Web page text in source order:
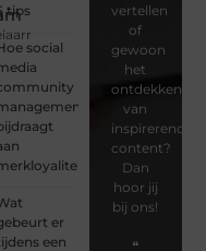
tips
social
er
een
vertellen
of
gewoon
het
ontdekken
van
inspirerende
content?
Dan
hoor jij
bij ons!
❝